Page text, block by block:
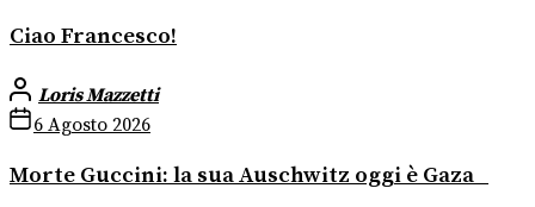
Ciao Francesco!
Loris Mazzetti
6 Agosto 2026
Morte Guccini: la sua Auschwitz oggi è Gaza